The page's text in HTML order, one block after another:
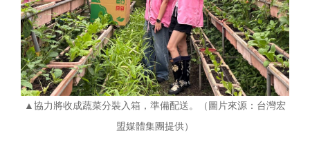
▲協力將收成蔬菜分裝入箱，準備配送。（圖片來源：台灣宏
盟媒體集團提供）